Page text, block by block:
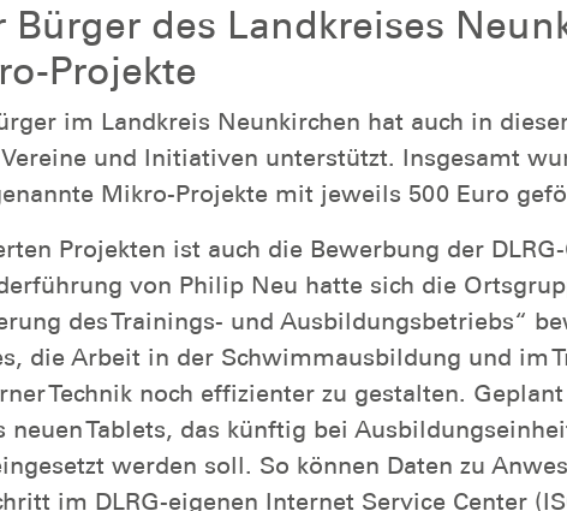
des Landkreises
Projekte
im Landkreis Neunkirchen hat auch in
und Initiativen unterstützt. Insgesamt
Mikro-Projekte mit jeweils 500 Euro
Projekten ist auch die Bewerbung der
von Philip Neu hatte sich die
des Trainings- und Ausbildungsbetriebs“
die Arbeit in der Schwimmausbildung und im
Technik noch effizienter zu gestalten.
neuen Tablets, das künftig bei
werden soll. So können Daten zu
im DLRG-eigenen Internet Service Center